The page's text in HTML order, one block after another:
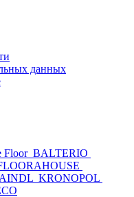
данных
Floor BALTERIO
KRONOPOL